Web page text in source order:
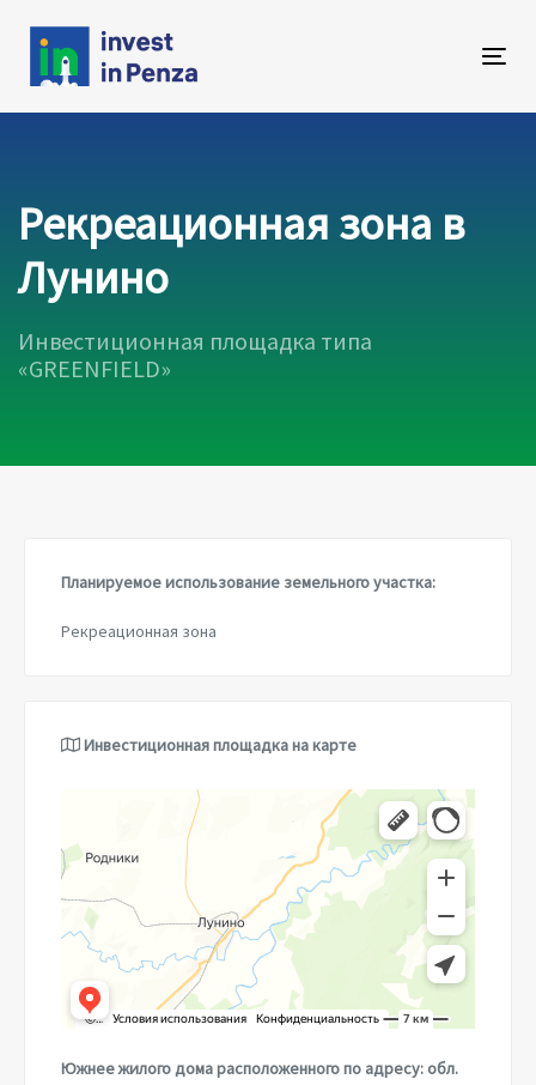
Рекреационная зона в
Лунино
Инвестиционная площадка типа
«GREENFIELD»
Планируемое использование земельного участка:
Рекреационная зона
Инвестиционная площадка на карте
Лунинский район — Яндекс.Карты
Южнее жилого дома расположенного по адресу: обл.